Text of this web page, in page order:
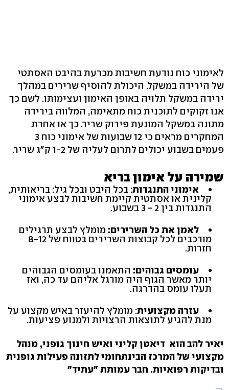
לאימוני כוח נודעת חשיבות מכרעת בהיבט האסתטי
של הירידה במשקל. היכולת להוסיף שרירים במהלך
ירידה במשקל תלויה באופן האימון ועצימותו. לשם כך
אנו זקוקים לתוכנית כוח מתאימה, המלווה בירידה
מתונה במשקל המונעת פירוק שריר. כך או אחרת
המחקרים מראים כי 12 שבועות של אימוני כוח 3
פעמים בשבוע יכולים לתרום לעליה של 1-2 ק"ג שריר.
שמירה על אימון בריא
אימוני התנגדות: בכל היבט ובכל גיל: בריאותית,
קלינית או אסתטית קיימת חשיבות לבצע אימוני
התנגדות בין 2 - 3 בשבוע.
לאמן את כל השרירים: מומלץ לבצע תרגילים
מורכבים לכל קבוצות השרירים בטווח של 8-12
חזרות.
עומסים גבוהים: התאמנו בעומסים הגבוהים
יותר מאשר הגוף היה מורגל אליהם עד כה, ואז
תעלו עומס בהדרגה.
עזרהמקצועית: מומלץ להיעזר באיש מקצוע על
מנת להגיע לתוצאות הרצויות ולמנוע פציעות.
יאיר להב הוא דיאטן קליני ואיש חינוך גופני, מנהל
מקצועי של המרכז הבינתחומי לתזונה פעילות גופנית
ובדיקות רפואיות. חבר עמותת "עתיד"